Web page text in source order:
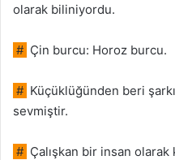
olarak biliniyordu.
# Çin burcu: Horoz burcu.
# Küçüklüğünden beri
sevmiştir.
# Çalışkan bir insan olarak